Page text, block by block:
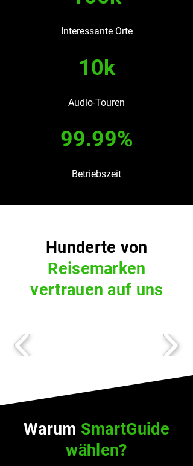
Interessante Orte
10k
Audio-Touren
99.99%
Betriebszeit
Hunderte von
Reisemarken
vertrauen auf uns
Warum SmartGuide
wählen?